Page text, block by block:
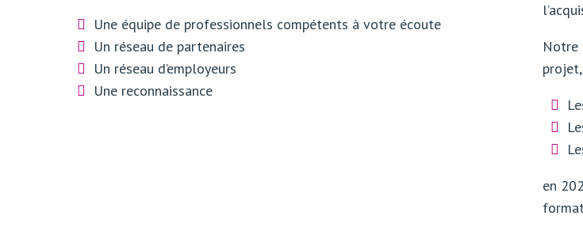
Une équipe de professionnels compétents à votre écoute
Un réseau de partenaires
Un réseau d’employeurs
Une reconnaissance
Notre
en